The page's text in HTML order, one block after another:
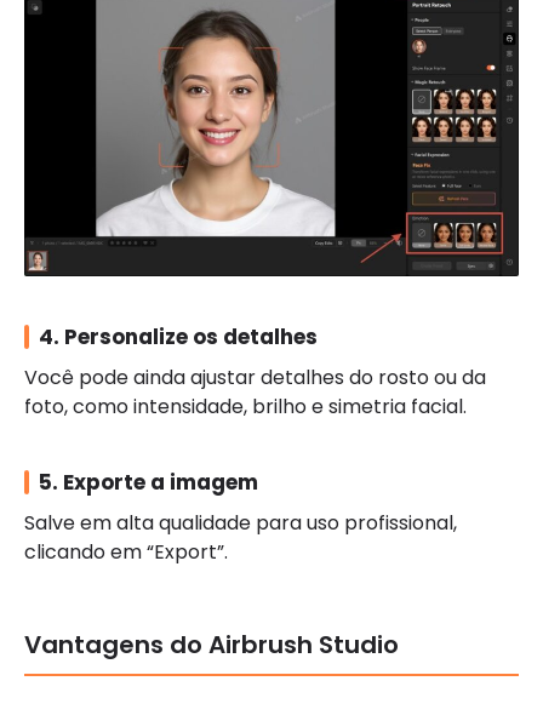
4. Personalize os detalhes
Você pode ainda ajustar detalhes do rosto ou da
foto, como intensidade, brilho e simetria facial.
5. Exporte a imagem
Salve em alta qualidade para uso profissional,
clicando em “Export”.
Vantagens do Airbrush Studio